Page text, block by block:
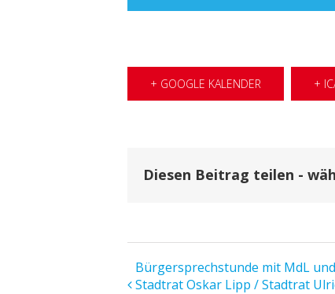
+ GOOGLE KALENDER +
Diesen Beitrag teilen -
Veranstaltung
Bürgersprechstunde mit MdL und
Stadtrat Oskar Lipp / Stadtrat